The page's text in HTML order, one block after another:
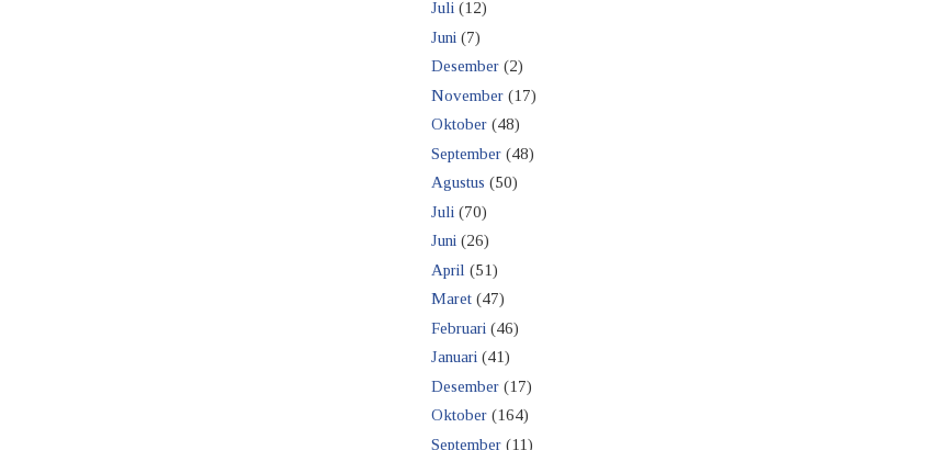
Juli (12)
Juni (7)
Desember (2)
November (17)
Oktober (48)
September (48)
Agustus (50)
Juli (70)
Juni (26)
April (51)
Maret (47)
Februari (46)
Januari (41)
Desember (17)
Oktober (164)
September (11)